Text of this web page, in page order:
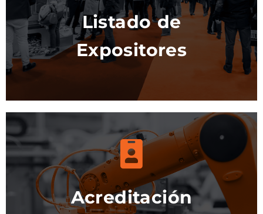
Listado de
Expositores
Ver el listado
Acreditación
Más info